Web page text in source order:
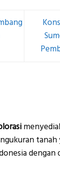
dengan